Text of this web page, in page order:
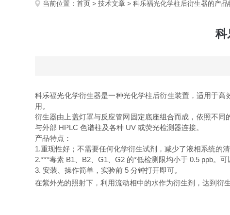
当前位置： 首页 > 技术文章 > 科乐福光化学柱后衍生器的产品
科
科乐福光化学衍生器是一种光化学柱后衍生装置，适用于
用。
衍生器由上盖灯罩与反应管网固定底座组合而成，依照不
与外部 HPLC 色谱柱及各种 UV 或荧光检测器连接。
产品特点：
1.重现性好；不需要任何化学衍生试剂，减少了液相系统的
2.***毒素 B1、B2、G1、G2 的*低检测限均小于 0.5 ppb。
3. 安装、操作简单，实验前 5 分钟打开即可。
在紫外光的照射下，利用流动相中的水作为衍生剂，达到衍